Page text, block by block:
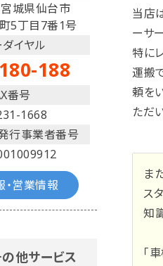
当店
ーサ
特に
運搬
頼を
ただ
ま
ス
知
「
城県仙台市
5丁目7番1号
ダイヤル
188
番号
1668
行事業者番号
・営業情報
他サービス